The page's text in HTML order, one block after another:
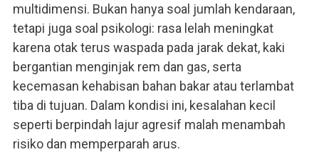
multidimensi. Bukan hanya soal jumlah kendaraan,
tetapi juga soal psikologi: rasa lelah meningkat
karena otak terus waspada pada jarak dekat, kaki
bergantian menginjak rem dan gas, serta
kecemasan kehabisan bahan bakar atau terlambat
tiba di tujuan. Dalam kondisi ini, kesalahan kecil
seperti berpindah lajur agresif malah menambah
risiko dan memperparah arus.